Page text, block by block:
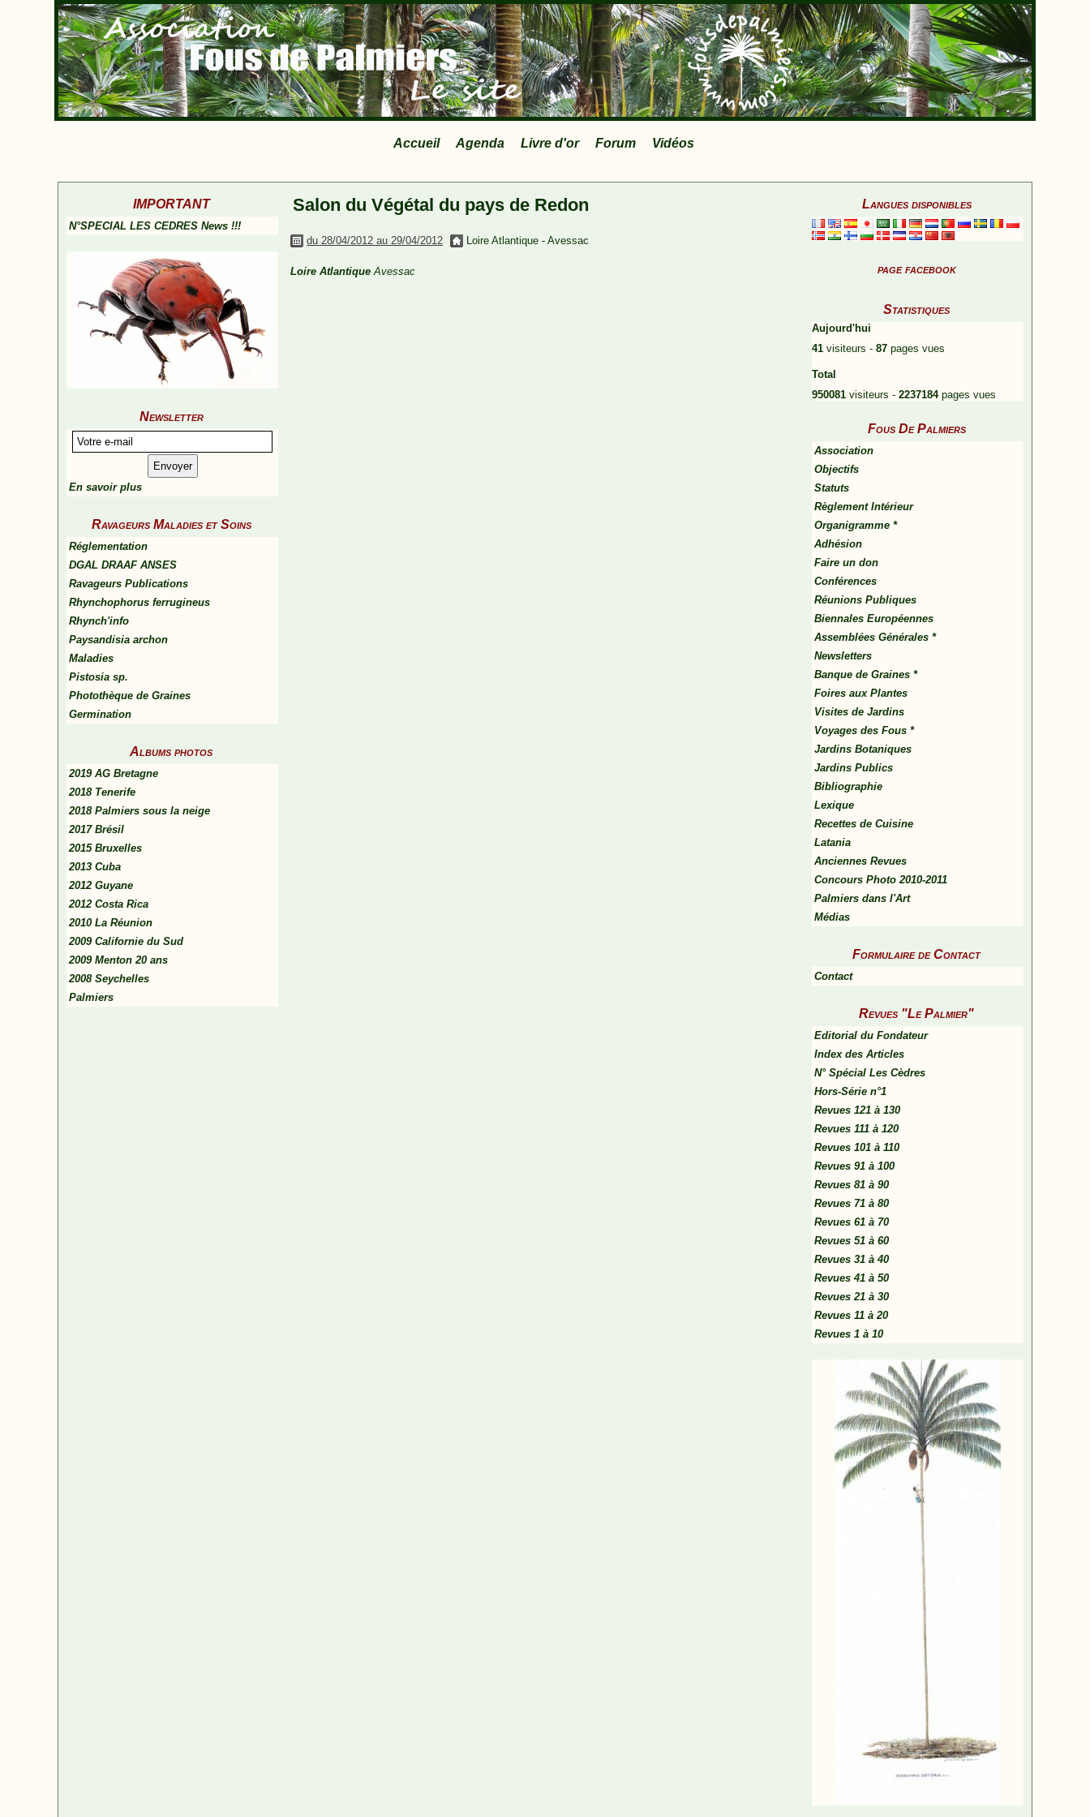
Accueil Agenda Livre d'or Forum Vidéos
IMPORTANT
N°SPECIAL LES CEDRES News !!!
Newsletter
En savoir plus
Ravageurs Maladies et Soins
Réglementation
DGAL DRAAF ANSES
Ravageurs Publications
Rhynchophorus ferrugineus
Rhynch'info
Paysandisia archon
Maladies
Pistosia sp.
Photothèque de Graines
Germination
Albums photos
2019 AG Bretagne
2018 Tenerife
2018 Palmiers sous la neige
2017 Brésil
2015 Bruxelles
2013 Cuba
2012 Guyane
2012 Costa Rica
2010 La Réunion
2009 Californie du Sud
2009 Menton 20 ans
2008 Seychelles
Palmiers
Langues disponibles
page facebook
Statistiques
Aujourd'hui
41 visiteurs - 87 pages vues
Total
950081 visiteurs - 2237184pages vues
Fous De Palmiers
Association
Objectifs
Statuts
Règlement Intérieur
Organigramme *
Adhésion
Faire un don
Conférences
Réunions Publiques
Biennales Européennes
Assemblées Générales *
Newsletters
Banque de Graines *
Foires aux Plantes
Visites de Jardins
Voyages des Fous *
Jardins Botaniques
Jardins Publics
Bibliographie
Lexique
Recettes de Cuisine
Latania
Anciennes Revues
Concours Photo 2010-2011
Palmiers dans l'Art
Médias
Formulaire de Contact
Contact
Revues "Le Palmier"
Editorial du Fondateur
Index des Articles
N° Spécial Les Cèdres
Hors-Série n°1
Revues 121 à 130
Revues 111 à 120
Revues 101 à 110
Revues 91 à 100
Revues 81 à 90
Revues 71 à 80
Revues 61 à 70
Revues 51 à 60
Revues 31 à 40
Revues 41 à 50
Revues 21 à 30
Revues 11 à 20
Revues 1 à 10
Salon du Végétal du pays de Redon
du 28/04/2012 au 29/04/2012 Loire Atlantique - Avessac
Loire Atlantique Avessac